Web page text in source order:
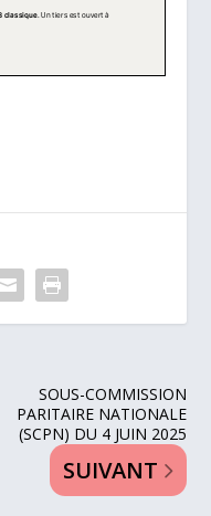
SOUS-COMMISSION
PARITAIRE NATIONALE
(SCPN) DU 4 JUIN 2025
SUIVANT